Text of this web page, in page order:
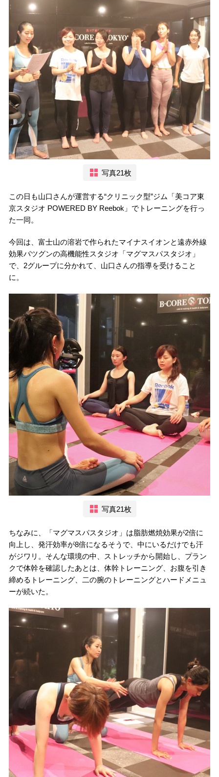
写真21枚
この日も山口さんが運営する“クリニック型”ジム「美コア東
京スタジオ POWERED BY Reebok」でトレーニングを行っ
た一同。
今回は、富士山の溶岩で作られたマイナスイオンと遠赤外線
効果バツグンの高機能性スタジオ「マグマスパスタジオ」
で、2グループに分かれて、山口さんの指導を受けること
に。
写真21枚
ちなみに、「マグマスパスタジオ」は脂肪燃焼効果が2倍に
向上し、発汗効率が8倍になるそうで、中にいるだけでも汗
がジワリ。そんな環境の中、ストレッチから開始し、プラン
クで体幹を確認したあとは、体幹トレーニング、お腹を引き
締めるトレーニング、二の腕のトレーニングとハードメニュ
ーが続いた。